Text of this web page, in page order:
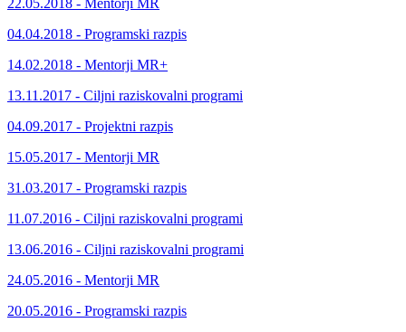
22.05.2018 - Mentorji MR
04.04.2018 - Programski razpis
14.02.2018 - Mentorji MR+
13.11.2017 - Ciljni raziskovalni programi
04.09.2017 - Projektni razpis
15.05.2017 - Mentorji MR
31.03.2017 - Programski razpis
11.07.2016 - Ciljni raziskovalni programi
13.06.2016 - Ciljni raziskovalni programi
24.05.2016 - Mentorji MR
20.05.2016 - Programski razpis